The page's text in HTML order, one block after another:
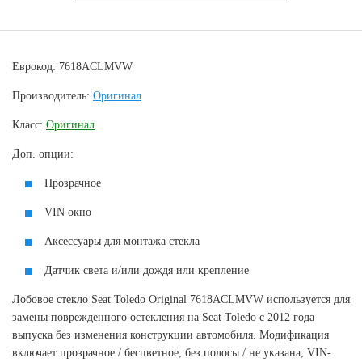
Еврокод: 7618ACLMVW
Производитель: Оригинал
Класс: Оригинал
Доп. опции:
Прозрачное
VIN окно
Аксессуары для монтажа стекла
Датчик света и/или дождя или крепление
Лобовое стекло Seat Toledo Original 7618ACLMVW используется для
замены поврежденного остекления на Seat Toledo с 2012 года
выпуска без изменения конструкции автомобиля. Модификация
включает прозрачное / бесцветное, без полосы / не указана, VIN-